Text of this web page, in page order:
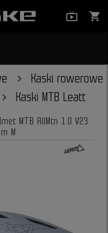
shopping_cart
Kaski rowerowe
Kaski MTB Leatt
MTB AllMtn 1.0 V23
M